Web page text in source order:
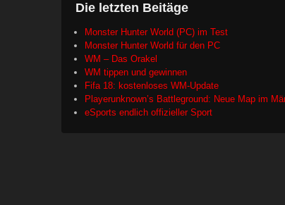
Die letzten Beitäge
Monster Hunter World (PC) im Test
Monster Hunter World für den PC
WM – Das Orakel
WM tippen und gewinnen
Fifa 18: kostenloses WM-Update
Playerunknown’s Battleground: Neue Map im
eSports endlich offizieller Sport